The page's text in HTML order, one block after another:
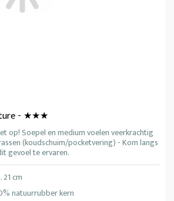
- ★★★
op! Soepel en medium voelen veerkrachtig
(koudschuim/pocketvering) - Kom langs
gevoel te ervaren.
21 cm
natuurrubber kern